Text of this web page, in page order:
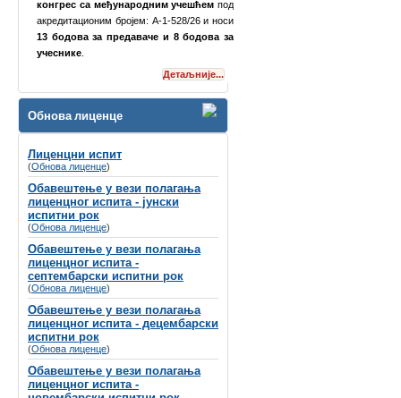
одржати8-9. март 2024. године у Хотелу
Губитак слуха се често назива
„невидљивим инвалидитетом“
због недостатка видљивих симптома, вец́
зато што је дуго био стигматизован у
друштву и недовољно препознат од
стране креатора здравствене политике и
буџета.
Детаљније...
Обнова лиценце
Лиценцни испит
(Обнова лиценце)
Обавештење у вези полагања
лиценцног испита - јунски
испитни рок
(Обнова лиценце)
Обавештење у вези полагања
лиценцног испита -
септембарски испитни рок
(Обнова лиценце)
Обавештење у вези полагања
лиценцног испита - децембарски
испитни рок
(Обнова лиценце)
Обавештење у вези полагања
лиценцног испита -